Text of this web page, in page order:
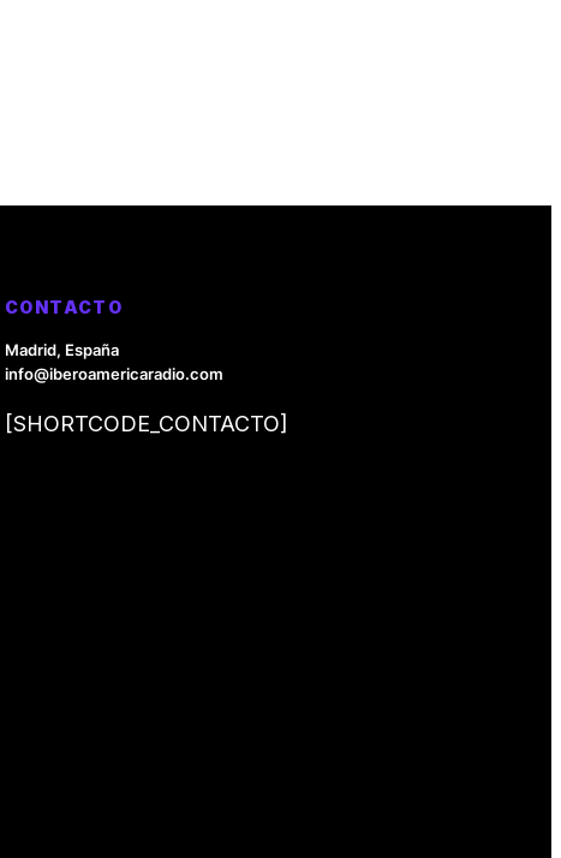
CONTACTO
Madrid, España
info@iberoamericaradio.com
[SHORTCODE_CONTACTO]